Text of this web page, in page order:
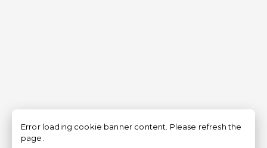
Error loading cookie banner content. Please refresh the
page.